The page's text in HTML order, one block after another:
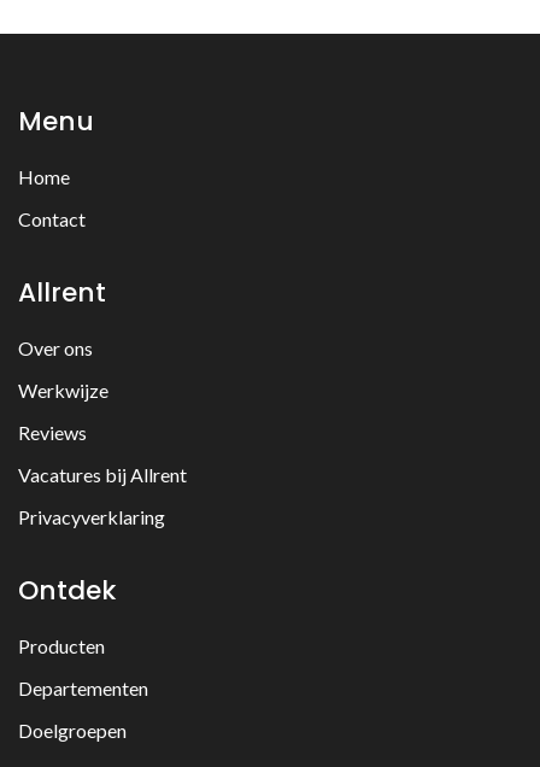
Menu
Home
Contact
Allrent
Over ons
Werkwijze
Reviews
Vacatures bij Allrent
Privacyverklaring
Ontdek
Producten
Departementen
Doelgroepen